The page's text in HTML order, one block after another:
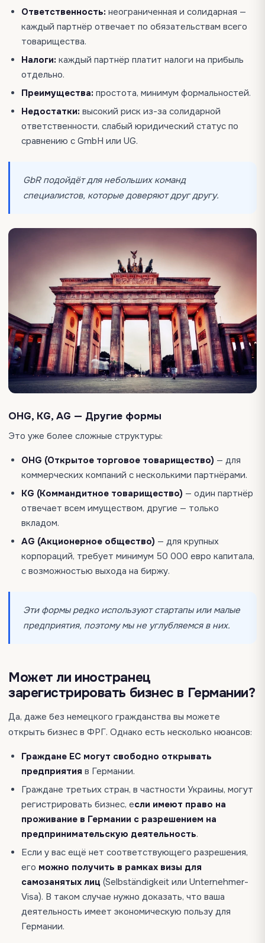
Ответственность: неограниченная и солидарная —
каждый партнёр отвечает по обязательствам всего
товарищества.
Налоги: каждый партнёр платит налоги на прибыль
отдельно.
Преимущества: простота, минимум формальностей.
Недостатки: высокий риск из-за солидарной
ответственности, слабый юридический статус по
сравнению с GmbH или UG.
GbR подойдёт для небольших команд
специалистов, которые доверяют друг другу.
OHG, KG, AG — Другие формы
Это уже более сложные структуры:
OHG (Открытое торговое товарищество) — для
коммерческих компаний с несколькими партнёрами.
KG (Коммандитное товарищество) — один партнёр
отвечает всем имуществом, другие — только
вкладом.
AG (Акционерное общество) — для крупных
корпораций, требует минимум 50 000 евро капитала,
с возможностью выхода на биржу.
Эти формы редко используют стартапы или малые
предприятия, поэтому мы не углубляемся в них.
Может ли иностранец
зарегистрировать бизнес в Германии?
Да, даже без немецкого гражданства вы можете
открыть бизнес в ФРГ. Однако есть несколько нюансов:
Граждане ЕС могут свободно открывать
предприятия в Германии.
Граждане третьих стран, в частности Украины, могут
регистрировать бизнес, если имеют право на
проживание в Германии с разрешением на
предпринимательскую деятельность.
Если у вас ещё нет соответствующего разрешения,
его можно получить в рамках визы для
самозанятых лиц (Selbständigkeit или Unternehmer-
Visa). В таком случае нужно доказать, что ваша
деятельность имеет экономическую пользу для
Германии.